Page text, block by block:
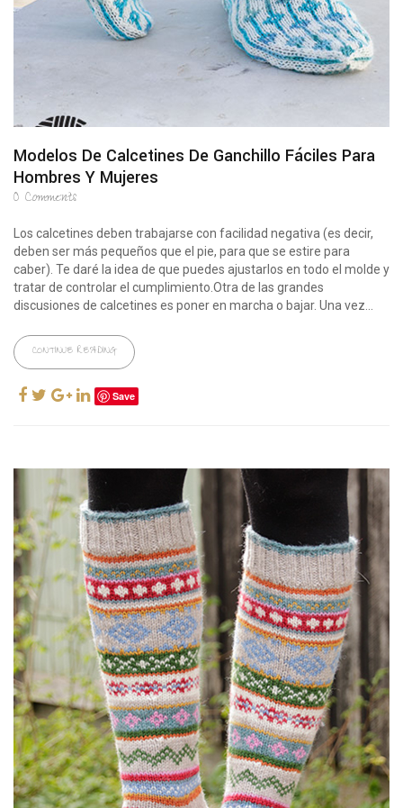
Modelos De Calcetines De Ganchillo Fáciles Para
Hombres Y Mujeres
0 Comments
Los calcetines deben trabajarse con facilidad negativa (es decir,
deben ser más pequeños que el pie, para que se estire para
caber). Te daré la idea de que puedes ajustarlos en todo el molde y
tratar de controlar el cumplimiento.Otra de las grandes
discusiones de calcetines es poner en marcha o bajar. Una vez...
CONTINUE READING
Save